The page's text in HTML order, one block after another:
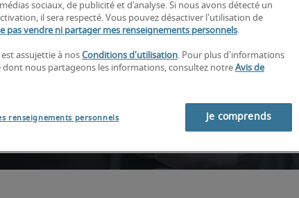
votre
sociaux, de publicité et d'analyse. Si nous avons détecté un
il sera respecté. Vous pouvez désactiver l'utilisation de
pas vendre ni partager mes renseignements personnels.
assujettie à nos Conditions d'utilisation. Pour plus d'informations
dont nous partageons les informations, consultez notre Avis de
renseignements personnels Je comprends